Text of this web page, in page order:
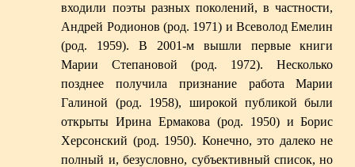
входили поэты разных поколений, в частности,
Андрей Родионов (род. 1971) и Всеволод Емелин
(род. 1959). В 2001-м вышли первые книги
Марии Степановой (род. 1972). Несколько
позднее получила признание работа Марии
Галиной (род. 1958), широкой публикой были
открыты Ирина Ермакова (род. 1950) и Борис
Херсонский (род. 1950). Конечно, это далеко не
полный и, безусловно, субъективный список, но